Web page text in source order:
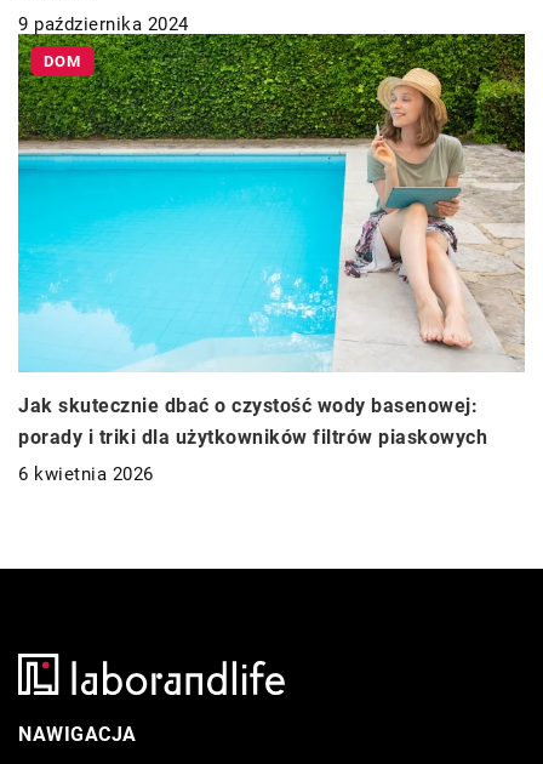
9 października 2024
DOM
Jak skutecznie dbać o czystość wody basenowej:
porady i triki dla użytkowników filtrów piaskowych
6 kwietnia 2026
NAWIGACJA